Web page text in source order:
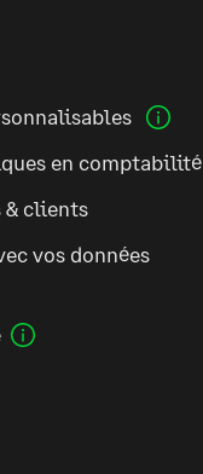
en comptabilité
& clients
vos données